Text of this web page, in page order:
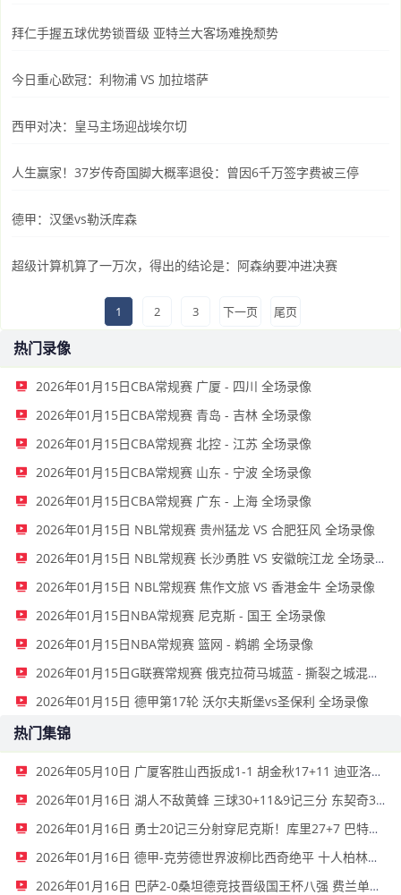
拜仁手握五球优势锁晋级 亚特兰大客场难挽颓势
今日重心欧冠：利物浦 VS 加拉塔萨
西甲对决：皇马主场迎战埃尔切
人生赢家！37岁传奇国脚大概率退役：曾因6千万签字费被三停
德甲：汉堡vs勒沃库森
超级计算机算了一万次，得出的结论是：阿森纳要冲进决赛
1 2 3 下一页 尾页
热门录像
2026年01月15日CBA常规赛 广厦 - 四川 全场录像
2026年01月15日CBA常规赛 青岛 - 吉林 全场录像
2026年01月15日CBA常规赛 北控 - 江苏 全场录像
2026年01月15日CBA常规赛 山东 - 宁波 全场录像
2026年01月15日CBA常规赛 广东 - 上海 全场录像
2026年01月15日 NBL常规赛 贵州猛龙 VS 合肥狂风 全场录像
2026年01月15日 NBL常规赛 长沙勇胜 VS 安徽皖江龙 全场录像
2026年01月15日 NBL常规赛 焦作文旅 VS 香港金牛 全场录像
2026年01月15日NBA常规赛 尼克斯 - 国王 全场录像
2026年01月15日NBA常规赛 篮网 - 鹈鹕 全场录像
2026年01月15日G联赛常规赛 俄克拉荷马城蓝 - 撕裂之城混音 全场录像
2026年01月15日 德甲第17轮 沃尔夫斯堡vs圣保利 全场录像
热门集锦
2026年05月10日 广厦客胜山西扳成1-1 胡金秋17+11 迪亚洛关键上篮不中
2026年01月16日 湖人不敌黄蜂 三球30+11&9记三分 东契奇39分 詹姆斯29+9+6
2026年01月16日 勇士20记三分射穿尼克斯！库里27+7 巴特勒32+8 穆迪三分9中7
2026年01月16日 德甲-克劳德世界波柳比西奇绝平 十人柏林联合1-1奥格斯堡
2026年01月16日 巴萨2-0桑坦德竞技晋级国王杯八强 费兰单刀球破门亚马尔建功